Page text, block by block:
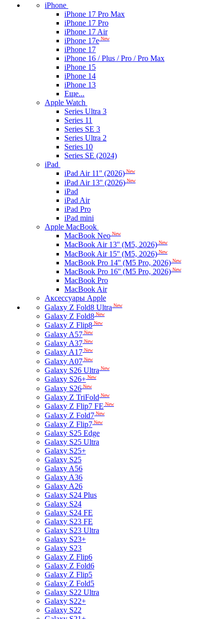
iPhone
iPhone 17 Pro Max
iPhone 17 Pro
iPhone 17 Air
iPhone 17e New
iPhone 17
iPhone 16 / Plus / Pro / Pro Max
iPhone 15
iPhone 14
iPhone 13
Еще...
Apple Watch
Series Ultra 3
Series 11
Series SE 3
Series Ultra 2
Series 10
Series SE (2024)
iPad
iPad Air 11'' (2026) New
iPad Air 13'' (2026) New
iPad
iPad Air
iPad Pro
iPad mini
Apple MacBook
MacBook Neo New
MacBook Air 13'' (M5, 2026) New
MacBook Air 15'' (M5, 2026) New
MacBook Pro 14'' (M5 Pro, 2026) New
MacBook Pro 16'' (M5 Pro, 2026) New
MacBook Pro
MacBook Air
Аксессуары Apple
Galaxy Z Fold8 Ultra New
Galaxy Z Fold8 New
Galaxy Z Flip8 New
Galaxy A57 New
Galaxy A37 New
Galaxy A17 New
Galaxy A07 New
Galaxy S26 Ultra New
Galaxy S26+ New
Galaxy S26 New
Galaxy Z TriFold New
Galaxy Z Flip7 FE New
Galaxy Z Fold7 New
Galaxy Z Flip7 New
Galaxy S25 Edge
Galaxy S25 Ultra
Galaxy S25+
Galaxy S25
Galaxy A56
Galaxy A36
Galaxy A26
Galaxy S24 Plus
Galaxy S24
Galaxy S24 FE
Galaxy S23 FE
Galaxy S23 Ultra
Galaxy S23+
Galaxy S23
Galaxy Z Flip6
Galaxy Z Fold6
Galaxy Z Flip5
Galaxy Z Fold5
Galaxy S22 Ultra
Galaxy S22+
Galaxy S22